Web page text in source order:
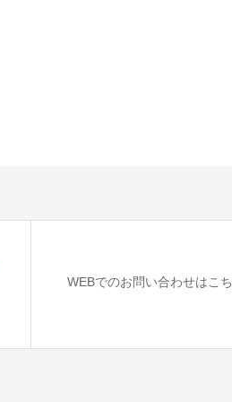
WEBでのお問い合わせはこ